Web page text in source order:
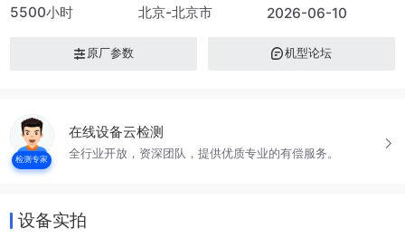
5500小时 北京-北京市 2026-06-10
原厂参数 机型论坛
检测专家
在线设备云检测
全行业开放，资深团队，提供优质专业的有偿服务。
设备实拍